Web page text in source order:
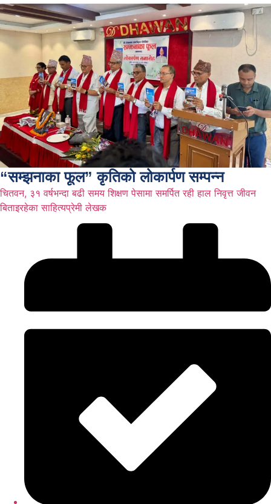
“सम्झनाका फूल” कृतिको लोकार्पण सम्पन्न
चितवन, ३१ वर्षभन्दा बढी समय शिक्षण पेसामा समर्पित रही हाल निवृत्त जीवन
बिताइरहेका साहित्यप्रेमी लेखक